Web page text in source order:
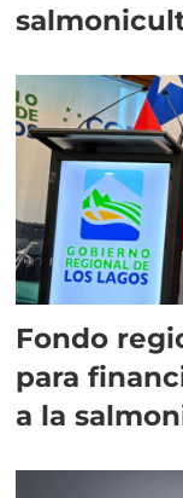
Fondo
para
a la